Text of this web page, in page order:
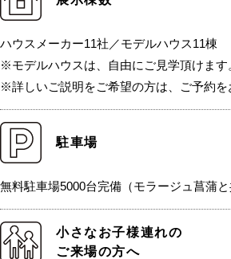
ハウスメーカー11社／モデルハウス11棟
※モデルハウスは、自由にご見学頂けます
※詳しいご説明をご希望の方は、ご予約を
駐車場
無料駐車場5000台完備（モラージュ菖蒲と
小さなお子様連れの
ご来場の方へ